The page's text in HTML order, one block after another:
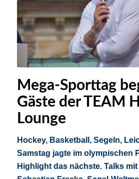
Mega-Sporttag
Gäste der TEAM
Lounge
Hockey, Basketball, Segeln,
Samstag jagte im olympischen
Highlight das nächste. Talks mit